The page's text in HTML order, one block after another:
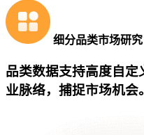
细分品类市场研究
品类数据支持高度自
业脉络，捕捉市场机会。